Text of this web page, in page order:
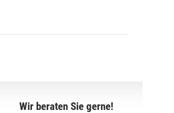
Wir beraten Sie gerne!